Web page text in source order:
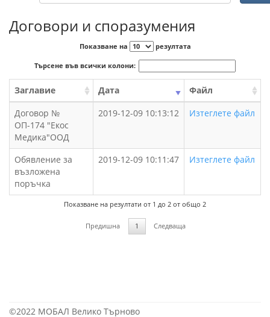
Договори и споразумения
Показване на резултата
Търсене във всички колони:
Заглавие Дата
Файл
Договор №
ОП-174 "Екос
Медика"ООД
2019-12-09 10:13:12 Изтеглете файл
Обявление за
възложена
поръчка
2019-12-09 10:11:47 Изтеглете файл
Показване на резултати от 1 до 2 от общо 2
Предишна 1 Следваща
©2022 МОБАЛ Велико Търново